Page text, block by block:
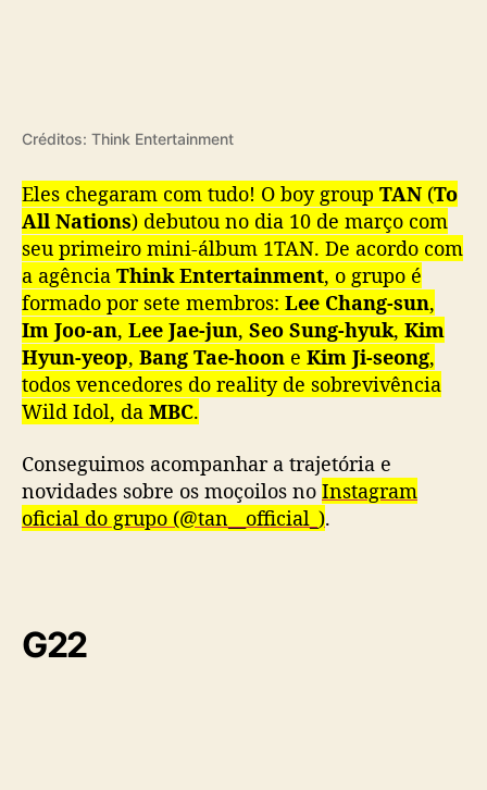
Créditos: Think Entertainment
Eles chegaram com tudo! O boy group TAN (To
All Nations) debutou no dia 10 de março com
seu primeiro mini-álbum 1TAN. De acordo com
a agência Think Entertainment, o grupo é
formado por sete membros: Lee Chang-sun,
Im Joo-an, Lee Jae-jun, Seo Sung-hyuk, Kim
Hyun-yeop, Bang Tae-hoon e Kim Ji-seong,
todos vencedores do reality de sobrevivência
Wild Idol, da MBC.
Conseguimos acompanhar a trajetória e
novidades sobre os moçoilos no Instagram
oficial do grupo (@tan__official_).
G22